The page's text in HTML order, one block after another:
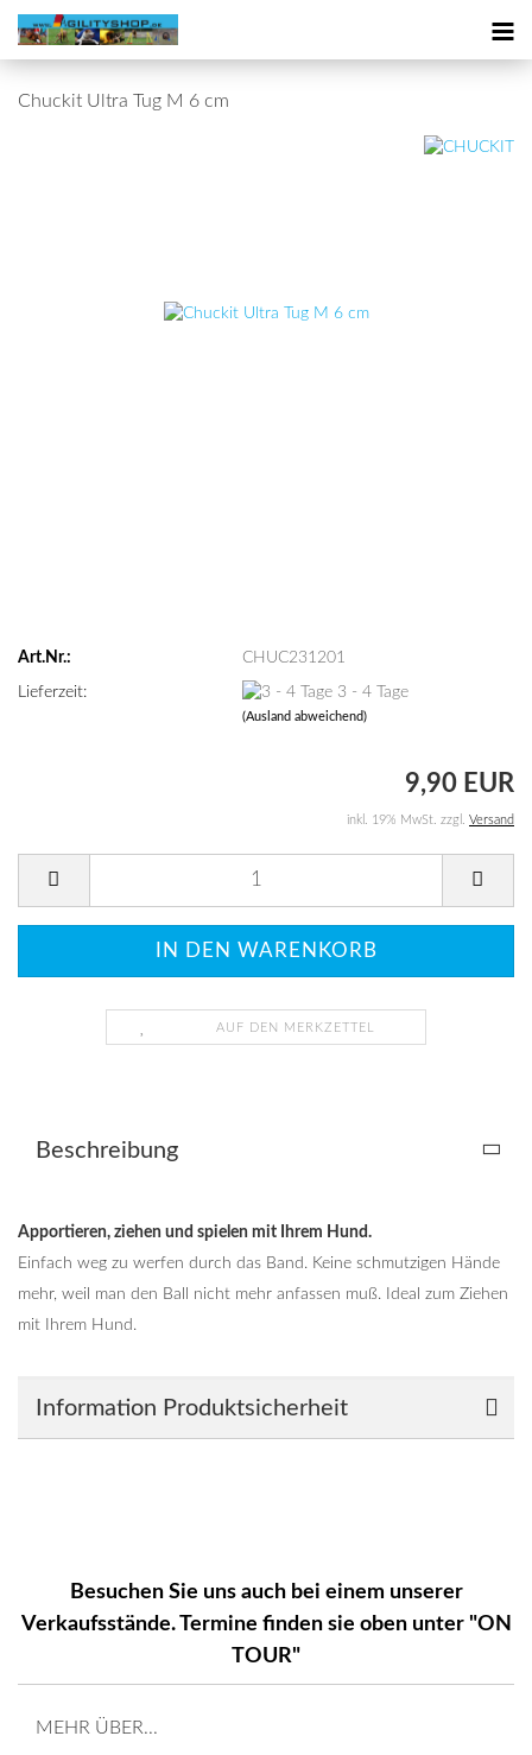
Chuckit Ultra Tug M 6 cm
Art.Nr.: CHUC231201
Lieferzeit: 3 - 4 Tage
(Ausland abweichend)
9,90 EUR
inkl. 19% MwSt. zzgl. Versand
AUF DEN MERKZETTEL
Beschreibung
Apportieren, ziehen und spielen mit Ihrem Hund.
Einfach weg zu werfen durch das Band. Keine schmutzigen Hände
mehr, weil man den Ball nicht mehr anfassen muß. Ideal zum Ziehen
mit Ihrem Hund.
Information Produktsicherheit
Besuchen Sie uns auch bei einem unserer
Verkaufsstände. Termine finden sie oben unter "ON
TOUR"
MEHR ÜBER...